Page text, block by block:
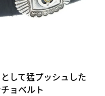
して猛プッシュした
ョベルト